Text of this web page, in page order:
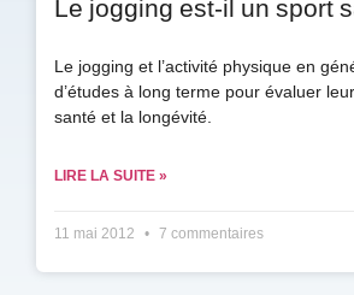
Le jogging et l’activité physique en
d’études à long terme pour évaluer
santé et la longévité.
LIRE LA SUITE »
11 mai 2012 7 commentaires